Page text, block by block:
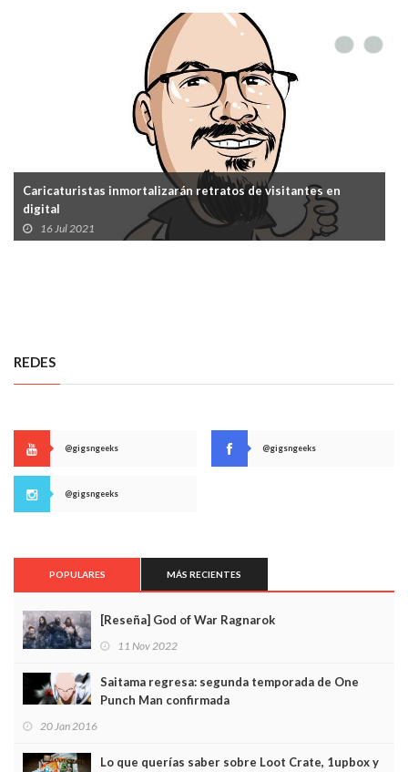
Caricaturistas inmortalizarán retratos de visitantes en
digital
16 Jul 2021
REDES
@gigsngeeks @gigsngeeks
@gigsngeeks
POPULARES MÁS RECIENTES
[Reseña] God of War Ragnarok
11 Nov 2022
Saitama regresa: segunda temporada de One
Punch Man confirmada
20 Jan 2016
Lo que querías saber sobre Loot Crate, 1upbox y